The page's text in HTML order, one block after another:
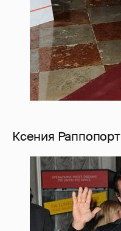
Ксения Раппопорт